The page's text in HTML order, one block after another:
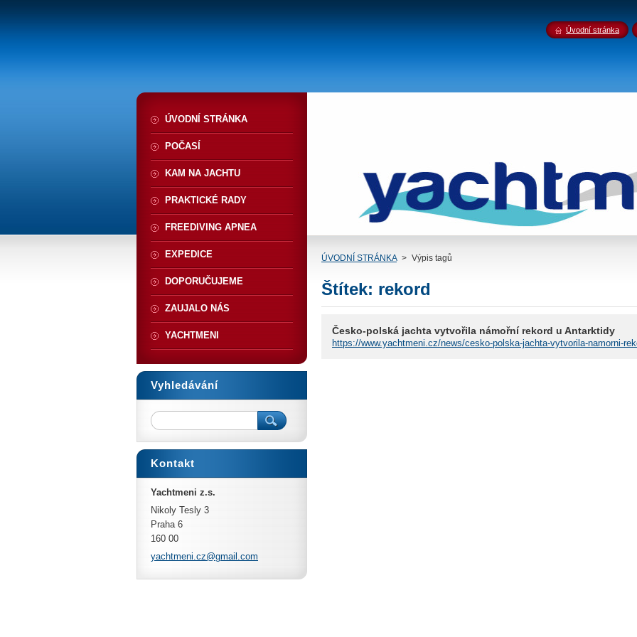
ÚVODNÍ STRÁNKA > Výpis tagů
Štítek: rekord
Česko-polská jachta vytvořila námořní rekord u Antarktidy
https://www.yachtmeni.cz/news/cesko-polska-jachta-vytvorila-namorni-
ÚVODNÍ STRÁNKA
POČASÍ
KAM NA JACHTU
PRAKTICKÉ RADY
FREEDIVING APNEA
EXPEDICE
DOPORUČUJEME
ZAUJALO NÁS
YACHTMENI
Vyhledávání
Kontakt
Yachtmeni z.s.
Nikoly Tesly 3
Praha 6
160 00
yachtmeni.cz@gmail.com
Úvodní stránka